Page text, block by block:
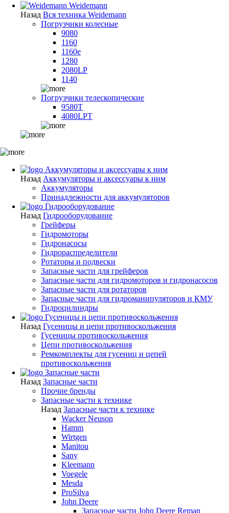
Weidemann
Назад Вся техника Weidemann
Погрузчики колесные
9080
1160
1160e
1280
2080LP
1140
Погрузчики телескопические
9580T
4080LPT
Аккумуляторы и аксессуары к ним
Назад Аккумуляторы и аксессуары к ним
Аккумуляторы
Принадлежности для аккумуляторов
Гидрооборудование
Назад Гидрооборудование
Грейферы
Гидромоторы
Гидронасосы
Гидрораспределители
Ротаторы и подвески
Запасные части для грейферов
Запасные части для гидромоторов и гидронасосов
Запасные части для ротаторов
Запасные части для гидроманипуляторов и КМУ
Гидроцилиндры
Гусеницы и цепи противоскольжения
Назад Гусеницы и цепи противоскольжения
Гусеницы противоскольжения
Цепи противоскольжения
Ремкомплекты для гусениц и цепей
противоскольжения
Запасные части
Назад Запасные части
Прочие бренды
Запасные части к технике
Назад Запасные части к технике
Wacker Neuson
Hamm
Wirtgen
Manitou
Sany
Kleemann
Voegele
Mesda
ProSilva
John Deere
Запасные части John Deere Reman